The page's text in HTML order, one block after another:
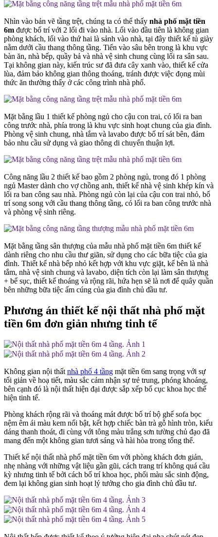
Nhìn vào bản vẽ tầng trệt, chúng ta có thể thấy nhà phố mặt tiền
6m được bố trí với 2 lối đi vào nhà. Lối vào đầu tiên là không gian
phòng khách, lối vào thứ hai là sảnh vào nhà, tại đây thiết kế tủ giày
nằm dưới cầu thang thông tầng. Tiến vào sâu bên trong là khu vực
bàn ăn, nhà bếp, quầy bả và nhà vệ sinh chung cùng lối ra sân sau.
Tại không gian này, kiến trúc sư đã đưa cây xanh vào, thiết kế cửa
lùa, đảm bảo không gian thông thoáng, tránh được việc đọng mùi
thức ăn thường thấy ở các công trình nhà phố.
Mặt bằng lầu 1 thiết kế phòng ngủ cho cậu con trai, có lối ra ban
công trước nhà, phía trong là khu vực sinh hoạt chung của gia đình.
Phòng vệ sinh chung, nhà tắm và lavabo được bố trí sát bên, đảm
bảo nhu cầu sử dụng và giao thông di chuyển thuận lợi.
Công năng lầu 2 thiết kế bao gồm 2 phòng ngủ, trong đó 1 phòng
ngủ Master dành cho vợ chồng anh, thiết kế nhà vệ sinh khép kín và
lối ra ban công sau nhà. Phòng ngủ còn lại của cậu con trai nhỏ, bố
trí song song với cầu thang thông tầng, có lối ra ban công trước nhà
và phòng vệ sinh riêng.
Mặt bằng tầng sân thượng của mẫu nhà phố mặt tiền 6m thiết kế
dành riêng cho nhu cầu thư giãn, sử dụng cho các bữa tiệc của gia
đình. Thiết kế nhà bếp nhỏ kết hợp với khu vực giặt, kế bên là nhà
tắm, nhà vệ sinh chung và lavabo, diện tích còn lại làm sân thượng
+ bể sục, thiết kế thoáng và rộng rãi, hứa hẹn sẽ là nơi để quây quần
bên những bữa tiệc ấm cúng của gia đình chủ đầu tư.
Phương án thiết kế nội thất nhà phố mặt
tiền 6m đơn giản nhưng tinh tế
Không gian nội thất nhà phố 4 tầng mặt tiền 6m sang trọng với sự
tối giản về hoạ tiết, màu sắc cảm nhận sự trẻ trung, phóng khoáng,
bên cạnh đó là nội thất hiện đại được sắp xếp bố cục khoa học thể
hiện tinh tế.
Phòng khách rộng rãi và thoáng mát được bố trí bộ ghế sofa bọc
nệm êm ái màu kem nổi bật, kết hợp chiếc bàn trà gỗ hình tròn, kiểu
dáng thanh thoát, đi cùng với tông màu trắng sơn tường chủ đạo đã
mang đến một không gian tươi sáng và hài hòa trong tổng thể.
Thiết kế nội thất nhà phố mặt tiền 6m với phòng khách đơn giản,
nhẹ nhàng với những vật liệu gần gũi, cách trang trí không quá cầu
kỳ nhưng tinh tế bởi cách bố trí khoa học, phối màu sắc sinh động,
đem lại không gian sinh hoạt lý tưởng cho gia đình chủ đầu tư.